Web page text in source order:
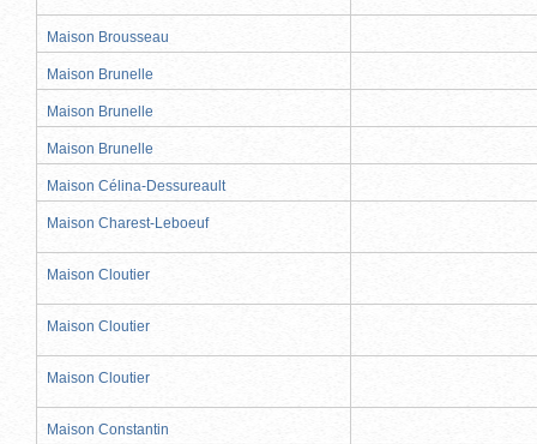
Maison Brousseau
Maison Brunelle
Maison Brunelle
Maison Brunelle
Maison Célina-Dessureault
Maison Charest-Leboeuf
Maison Cloutier
Maison Cloutier
Maison Cloutier
Maison Constantin